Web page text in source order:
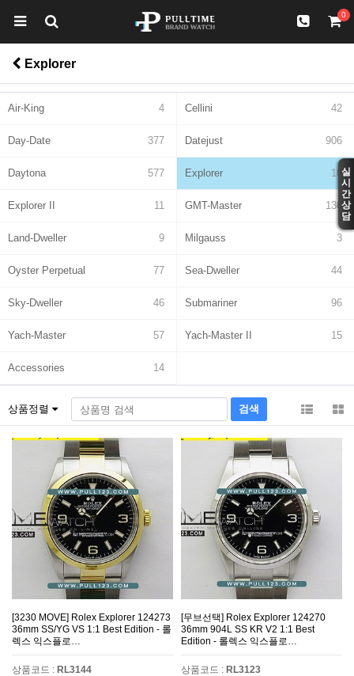
실
시
간
상
담
0
Explorer
Air-King 4 Cellini 42
Day-Date 377 Datejust 906
Daytona 577 Explorer 10
Explorer II 11 GMT-Master 130
Land-Dweller 9 Milgauss 3
Oyster Perpetual 77 Sea-Dweller 44
Sky-Dweller 46 Submariner 96
Yach-Master 57 Yach-Master II 15
Accessories 14
상품정렬
[3230 MOVE] Rolex Explorer 124273
36mm SS/YG VS 1:1 Best Edition - 롤
렉스 익스플로…
상품코드 : RL3144
[무브선택] Rolex Explorer 124270
36mm 904L SS KR V2 1:1 Best
Edition - 롤렉스 익스플로…
상품코드 : RL3123